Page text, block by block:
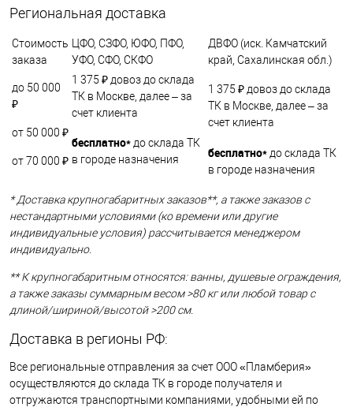
Региональная доставка
Стоимость
заказа
ЦФО, СЗФО, ЮФО, ПФО,
УФО, СФО, СКФО
ДВФО (иск. Камчатский
край, Сахалинская обл.)
до 50 000
₽
1 375 ₽ довоз до склада
ТК в Москве, далее – за
счет клиента
1 375 ₽ довоз до склада
ТК в Москве, далее – за
счет клиента
от 50 000 ₽
бесплатно* до склада ТК
в городе назначения
от 70 000 ₽
бесплатно* до склада ТК
в городе назначения
* Доставка крупногабаритных заказов**, а также заказов с
нестандартными условиями (ко времени или другие
индивидуальные условия) рассчитывается менеджером
индивидуально.
** К крупногабаритным относятся: ванны, душевые ограждения,
а также заказы суммарным весом >80 кг или любой товар с
длиной/шириной/высотой >200 см.
Доставка в регионы РФ:
Все региональные отправления за счет ООО «Пламберия»
осуществляются до склада ТК в городе получателя и
отгружаются транспортными компаниями, удобными ей по